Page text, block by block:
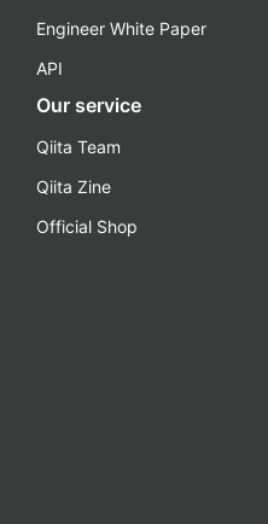
Engineer White Paper
API
Our service
Qiita Team
Qiita Zine
Official Shop